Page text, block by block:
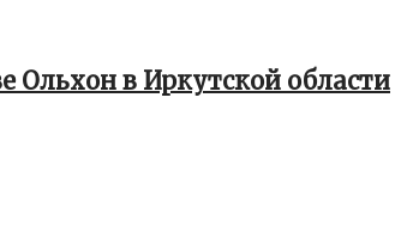
Ольхон в Иркутской области